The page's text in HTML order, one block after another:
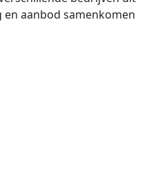
aanbod samenkomen